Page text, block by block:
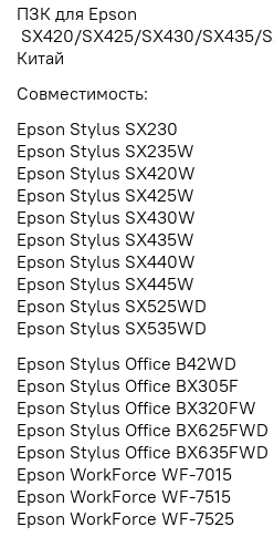
ПЗК для Epson
SX420/SX425/SX430/SX435/
Китай
Совместимость:
Epson Stylus SX230
Epson Stylus SX235W
Epson Stylus SX420W
Epson Stylus SX425W
Epson Stylus SX430W
Epson Stylus SX435W
Epson Stylus SX440W
Epson Stylus SX445W
Epson Stylus SX525WD
Epson Stylus SX535WD
Epson Stylus Office B42WD
Epson Stylus Office BX305F
Epson Stylus Office BX320FW
Epson Stylus Office BX625FWD
Epson Stylus Office BX635FWD
Epson WorkForce WF-7015
Epson WorkForce WF-7515
Epson WorkForce WF-7525